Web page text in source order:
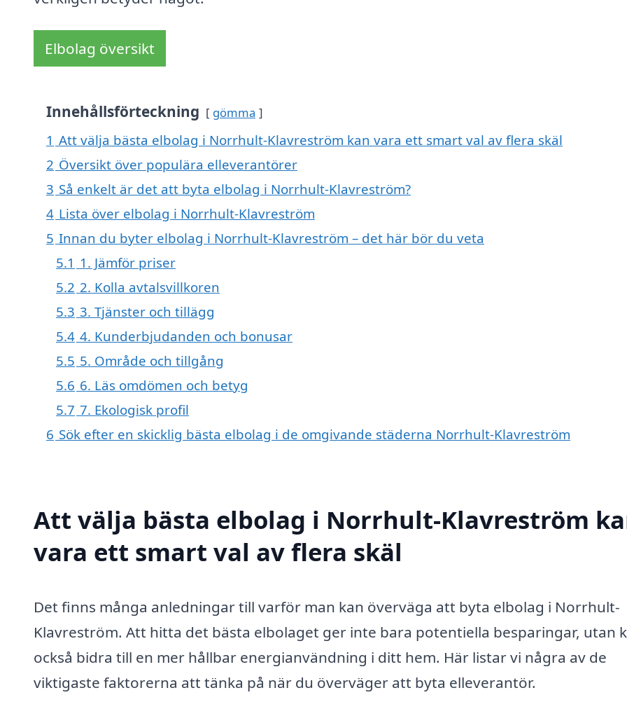
Elbolag översikt
Innehållsförteckning gömma
1 Att välja bästa elbolag i Norrhult-Klavreström kan vara ett smart val av flera skäl
2 Översikt över populära elleverantörer
3 Så enkelt är det att byta elbolag i Norrhult-Klavreström?
4 Lista över elbolag i Norrhult-Klavreström
5 Innan du byter elbolag i Norrhult-Klavreström – det här bör du veta
5.1 1. Jämför priser
5.2 2. Kolla avtalsvillkoren
5.3 3. Tjänster och tillägg
5.4 4. Kunderbjudanden och bonusar
5.5 5. Område och tillgång
5.6 6. Läs omdömen och betyg
5.7 7. Ekologisk profil
6 Sök efter en skicklig bästa elbolag i de omgivande städerna Norrhult-Klavreström
Att välja bästa elbolag i Norrhult-Klavreström
vara ett smart val av flera skäl
Det finns många anledningar till varför man kan överväga att byta elbolag i Norrhult-
Klavreström. Att hitta det bästa elbolaget ger inte bara potentiella besparingar, utan
också bidra till en mer hållbar energianvändning i ditt hem. Här listar vi några av de
viktigaste faktorerna att tänka på när du överväger att byta elleverantör.